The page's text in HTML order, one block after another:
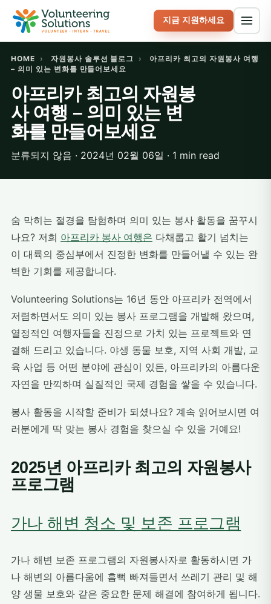
지금 지원하세요
HOME › 자원봉사 솔루션 블로그 ›
아프리카 최고의 자원봉사 여행
– 의미 있는 변화를 만들어보세요
아프리카 최고의 자원봉
사 여행 – 의미 있는 변
화를 만들어보세요
분류되지 않음 · 2024년 02월 06일 · 1 min read
숨 막히는 절경을 탐험하며 의미 있는 봉사 활동을 꿈꾸시
나요? 저희 아프리카 봉사 여행은 다채롭고 활기 넘치는
이 대륙의 중심부에서 진정한 변화를 만들어낼 수 있는 완
벽한 기회를 제공합니다.
Volunteering Solutions는 16년 동안 아프리카 전역에서
저렴하면서도 의미 있는 봉사 프로그램을 개발해 왔으며,
열정적인 여행자들을 진정으로 가치 있는 프로젝트와 연
결해 드리고 있습니다. 야생 동물 보호, 지역 사회 개발, 교
육 사업 등 어떤 분야에 관심이 있든, 아프리카의 아름다운
자연을 만끽하며 실질적인 국제 경험을 쌓을 수 있습니다.
봉사 활동을 시작할 준비가 되셨나요? 계속 읽어보시면 여
러분에게 딱 맞는 봉사 경험을 찾으실 수 있을 거예요!
2025년 아프리카 최고의 자원봉사
프로그램
가나 해변 청소 및 보존 프로그램
가나 해변 보존 프로그램의 자원봉사자로 활동하시면 가
나 해변의 아름다움에 흠뻑 빠져들면서 쓰레기 관리 및 해
양 생물 보호와 같은 중요한 문제 해결에 참여하게 됩니다.